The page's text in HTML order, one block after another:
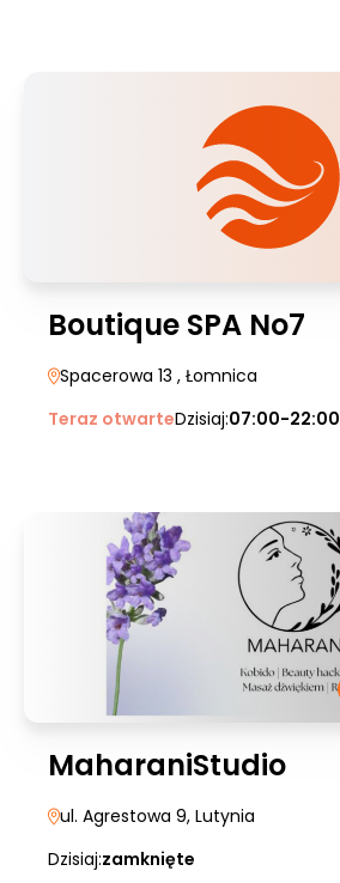
Boutique SPA No7
Spacerowa 13 , Łomnica
Teraz otwarteDzisiaj:07:00-22:00
MaharaniStudio
ul. Agrestowa 9, Lutynia
Dzisiaj:zamknięte